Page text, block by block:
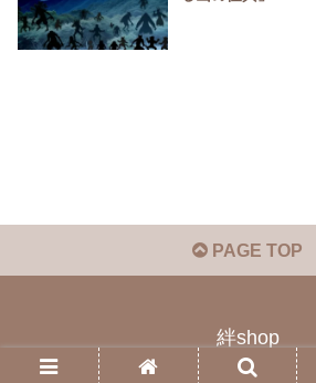
PAGE TOP
絆shop
© 2023 絆shop.